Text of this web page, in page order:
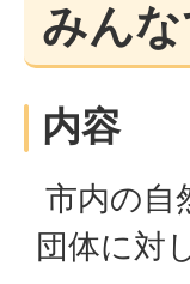
みん
内容
市内の自
団体に対